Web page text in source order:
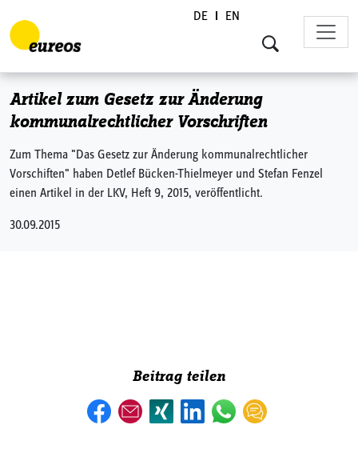
Skip to content
DE EN
Artikel zum Gesetz zur Änderung
kommunalrechtlicher Vorschriften
Zum Thema "Das Gesetz zur Änderung kommunalrechtlicher
Vorschiften" haben Detlef Bücken-Thielmeyer und Stefan Fenzel
einen Artikel in der LKV, Heft 9, 2015, veröffentlicht.
30.09.2015
Beitrag teilen